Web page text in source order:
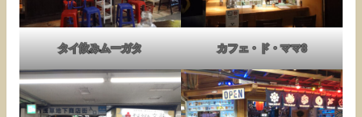
タイ飲みムーガタ カフェ・ド・ママ3